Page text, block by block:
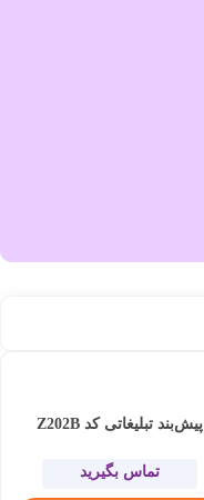
پیش‌بند تبلیغاتی کد Z202B
تماس بگیرید